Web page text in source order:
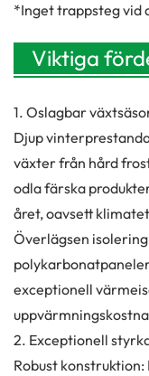
*Inget trappsteg
Viktiga
1. Oslagbar
Djup
växter från hård
odla färska
året, oavsett
Överlägsen
exceptionell
2. Exceptionell
Robust